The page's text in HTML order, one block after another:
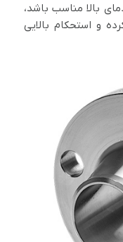
بالا مناسب باشد،
و استحکام بالایی